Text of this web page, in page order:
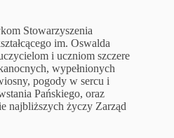
Stowarzyszenia
im. Oswalda
i uczniom szczere
wypełnionych
pogody w sercu i
Pańskiego, oraz
najbliższych życzy Zarząd